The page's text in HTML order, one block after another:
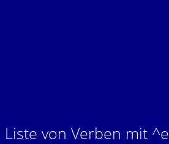
Liste von Verben mit ^e